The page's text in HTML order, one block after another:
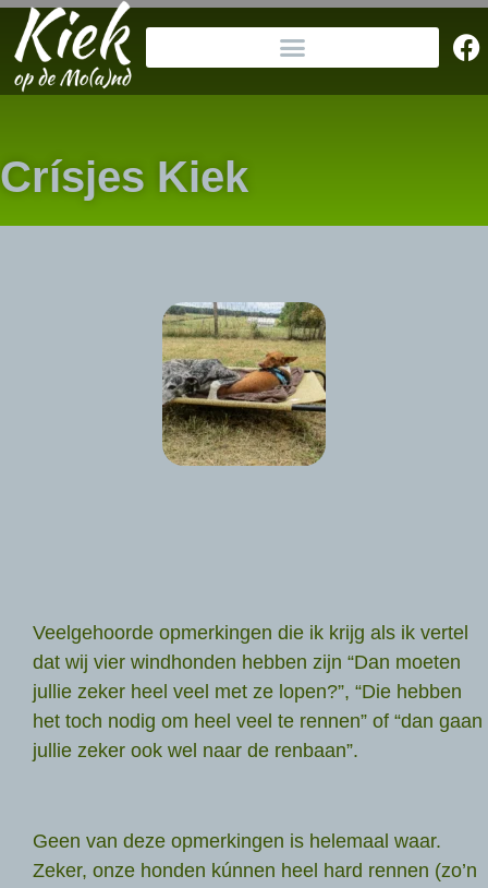
Crísjes Kiek
Veelgehoorde opmerkingen die ik krijg als ik vertel
dat wij vier windhonden hebben zijn “Dan moeten
jullie zeker heel veel met ze lopen?”, “Die hebben
het toch nodig om heel veel te rennen” of “dan gaan
jullie zeker ook wel naar de renbaan”.
Geen van deze opmerkingen is helemaal waar.
Zeker, onze honden kúnnen heel hard rennen (zo’n